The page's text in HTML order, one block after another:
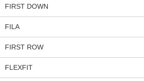
FIRST DOWN
FILA
FIRST ROW
FLEXFIT